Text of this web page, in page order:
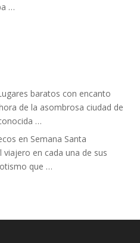
…
baratos con encanto
de la asombrosa ciudad de
…
en Semana Santa
en cada una de sus
que …